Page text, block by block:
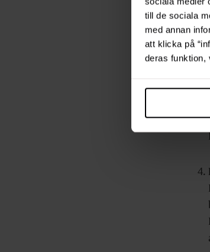
till de sociala
med annan
att klicka på
deras funktion,